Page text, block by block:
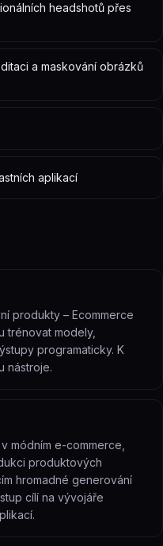
headshotů přes
a maskování obrázků
aplikací
produkty – Ecommerce
trénovat modely,
programaticky. K
nástroje.
módním e-commerce,
produktových
hromadné generování
cílí na vývojáře